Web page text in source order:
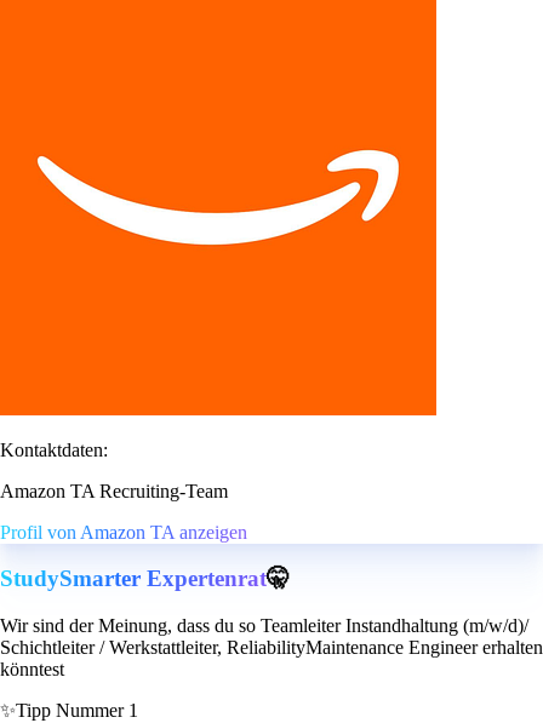
Kontaktdaten:
Amazon TA Recruiting-Team
Profil von Amazon TA anzeigen
StudySmarter Expertenrat🤫
Wir sind der Meinung, dass du so Teamleiter Instandhaltung (m/w/d)/
Schichtleiter / Werkstattleiter, ReliabilityMaintenance Engineer erhalten
könntest
✨Tipp Nummer 1